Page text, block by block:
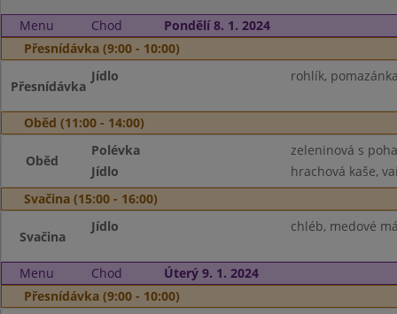
Menu Chod
Pondělí 8. 1. 2024
Přesnídávka (9:00 - 10:00)
Přesnídávka
Jídlo rohlík,
Oběd (11:00 - 14:00)
Oběd
Polévka
zeleninová s
Jídlo
hrachová kaše,
Svačina (15:00 - 16:00)
Svačina
Jídlo chléb, medové
Menu Chod
Úterý 9. 1. 2024
Přesnídávka (9:00 - 10:00)